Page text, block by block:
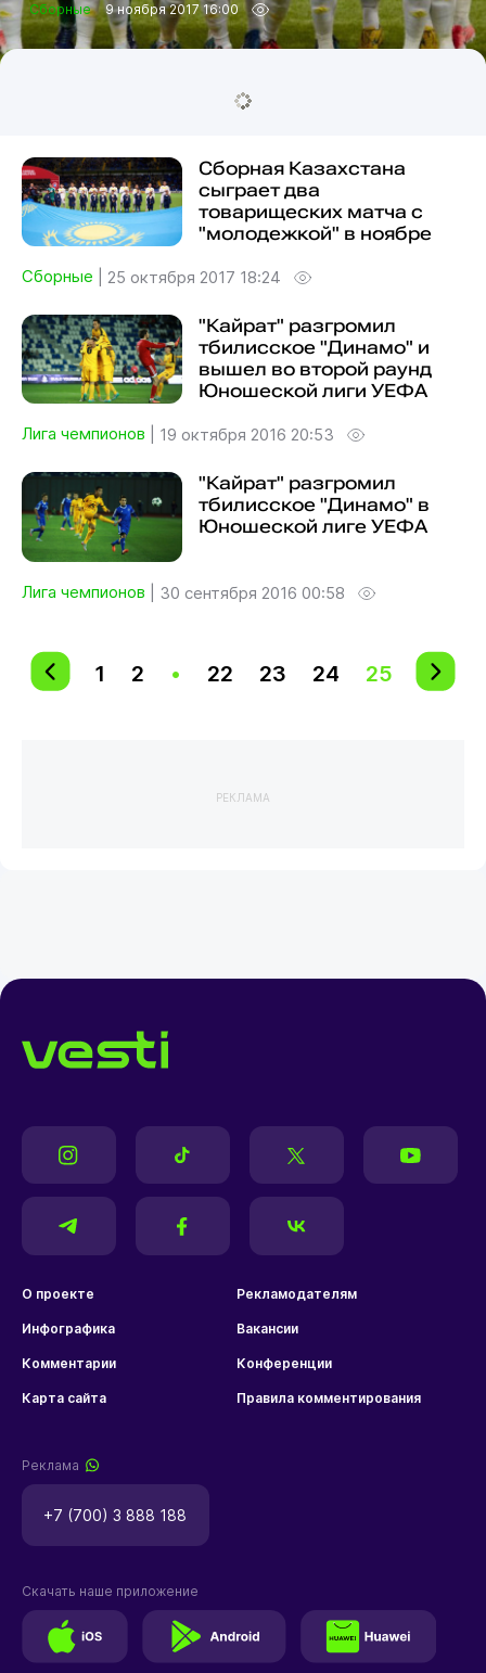
Сборные 9 ноября 2017 16:00
Сборная Казахстана
сыграет два
товарищеских матча с
"молодежкой" в ноябре
Сборные 25 октября 2017 18:24
"Кайрат" разгромил
тбилисское "Динамо" и
вышел во второй раунд
Юношеской лиги УЕФА
Лига чемпионов 19 октября 2016 20:53
"Кайрат" разгромил
тбилисское "Динамо" в
Юношеской лиге УЕФА
Лига чемпионов 30 сентября 2016 00:58
1 2 • 22 23 24 25
РЕКЛАМА
О проекте Рекламодателям
Инфографика Вакансии
Комментарии Конференции
Карта сайта Правила комментирования
Реклама
+7 (700) 3 888 188
Скачать наше приложение